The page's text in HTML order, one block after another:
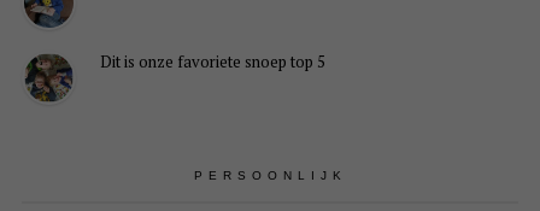
Dit is onze favoriete snoep top 5
PERSOONLIJK